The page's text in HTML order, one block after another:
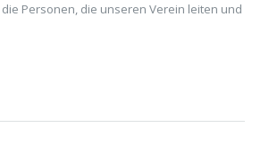
Personen, die unseren Verein leiten und